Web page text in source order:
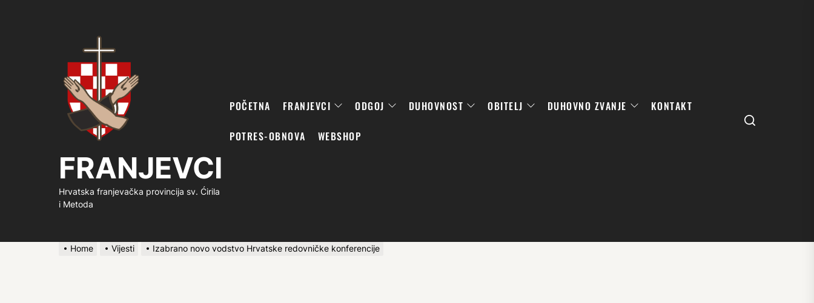
FRANJEVCI
Hrvatska franjevačka provincija sv. Ćirila
i Metoda
POČETNA FRANJEVCI ODGOJ DUHOVNOST OBITELJ DUHOVNO ZVANJE KONTAKT
POTRES-OBNOVA WEBSHOP
Search
Home Vijesti Izabrano novo vodstvo Hrvatske redovničke konferencije